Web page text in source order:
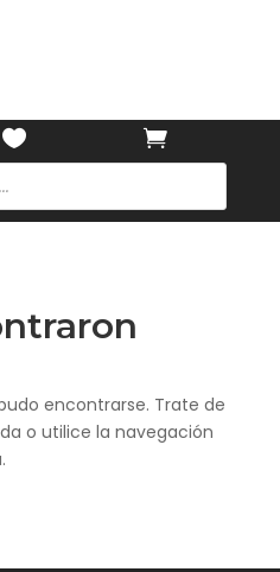


encontrarse. Trate de
o utilice la navegación